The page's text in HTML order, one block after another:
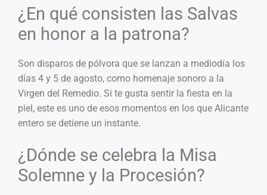
¿En qué consisten las Salvas
en honor a la patrona?
Son disparos de pólvora que se lanzan a mediodía los
días 4 y 5 de agosto, como homenaje sonoro a la
Virgen del Remedio. Si te gusta sentir la fiesta en la
piel, este es uno de esos momentos en los que Alicante
entero se detiene un instante.
¿Dónde se celebra la Misa
Solemne y la Procesión?